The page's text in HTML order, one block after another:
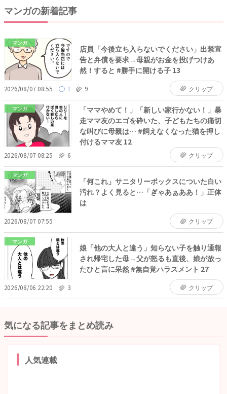
マンガの新着記事
マンガ
店員「今後立ち入らないでください」出禁宣
告と弁償を要求→母親がお金を投げつけあ
然！すると #勝手に開ける子 13
2026/08/07 08:55 1 9 クリップ
マンガ
「ママやめて！」「新しい家行かない！」暴
走ママ友のエゴを砕いた、子どもたちの痛切
な叫びに母親は… #飼えなくなった猫を押し
付けるママ友 12
2026/08/07 08:25 6 クリップ
マンガ
「何これ」サニタリーボックスについた白い
汚れ？よく見ると…「ぎゃあぁああ！」正体
は
2026/08/07 07:55 クリップ
マンガ
娘「他の大人と違う」知らない子を触り通報
され帰宅した母→父が怒るも直後、娘が放っ
たひと言に呆然 #無自覚ハラスメント 27
2026/08/06 22:20 3 クリップ
気になる記事をまとめ読み
人気連載